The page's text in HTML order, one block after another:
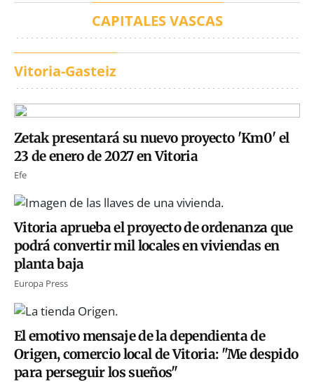
CAPITALES VASCAS
Vitoria-Gasteiz
Zetak presentará su nuevo proyecto 'Km0' el
23 de enero de 2027 en Vitoria
Efe
Vitoria aprueba el proyecto de ordenanza que
podrá convertir mil locales en viviendas en
planta baja
Europa Press
El emotivo mensaje de la dependienta de
Origen, comercio local de Vitoria: "Me despido
para perseguir los sueños"